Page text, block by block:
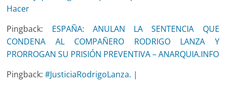
Hacer
Pingback: ESPAÑA: ANULAN LA SENTENCIA QUE
CONDENA AL COMPAÑERO RODRIGO LANZA Y
PRORROGAN SU PRISIÓN PREVENTIVA – ANARQUIA.INFO
Pingback:#JusticiaRodrigoLanza. |